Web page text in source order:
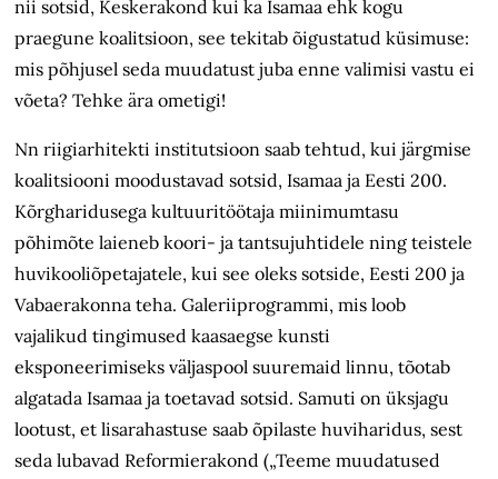
nii sotsid, Keskerakond kui ka Isamaa ehk kogu
praegune koalitsioon, see tekitab õigustatud küsimuse:
mis põhjusel seda muudatust juba enne valimisi vastu ei
võeta? Tehke ära ometigi!
Nn riigiarhitekti institutsioon saab tehtud, kui järgmise
koalitsiooni moodustavad sotsid, Isamaa ja Eesti 200.
Kõrgharidusega kultuuritöötaja miinimumtasu
põhimõte laieneb koori- ja tantsujuhtidele ning teistele
huvikooliõpetajatele, kui see oleks sotside, Eesti 200 ja
Vabaerakonna teha. Galeriiprogrammi, mis loob
vajalikud tingimused kaasaegse kunsti
eksponeerimiseks väljaspool suuremaid linnu, tõotab
algatada Isamaa ja toetavad sotsid. Samuti on üksjagu
lootust, et lisarahastuse saab õpilaste huviharidus, sest
seda lubavad Reformierakond („Teeme muudatused